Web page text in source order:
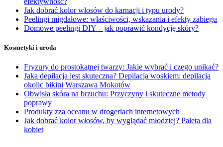
Jak dobrać kolor włosów do karnacji i typu urody?
Peelingi migdałowe: właściwości, wskazania i efekty zabiegu
Domowe peelingi DIY – jak poprawić kondycję skóry?
Kosmetyki i uroda
Fryzury do prostokątnej twarzy: Jakie wybrać i czego unikać?
Jaka depilacja jest skuteczna? Depilacja woskiem: depilacja
okolic bikini Warszawa Mokotów
Obwisła skóra na brzuchu: Przyczyny i skuteczne metody
poprawy
Produkty zza oceanu w drogeriach internetowych
Jak dobrać kolor włosów, by wyglądać młodziej? Paleta dla
kobiet